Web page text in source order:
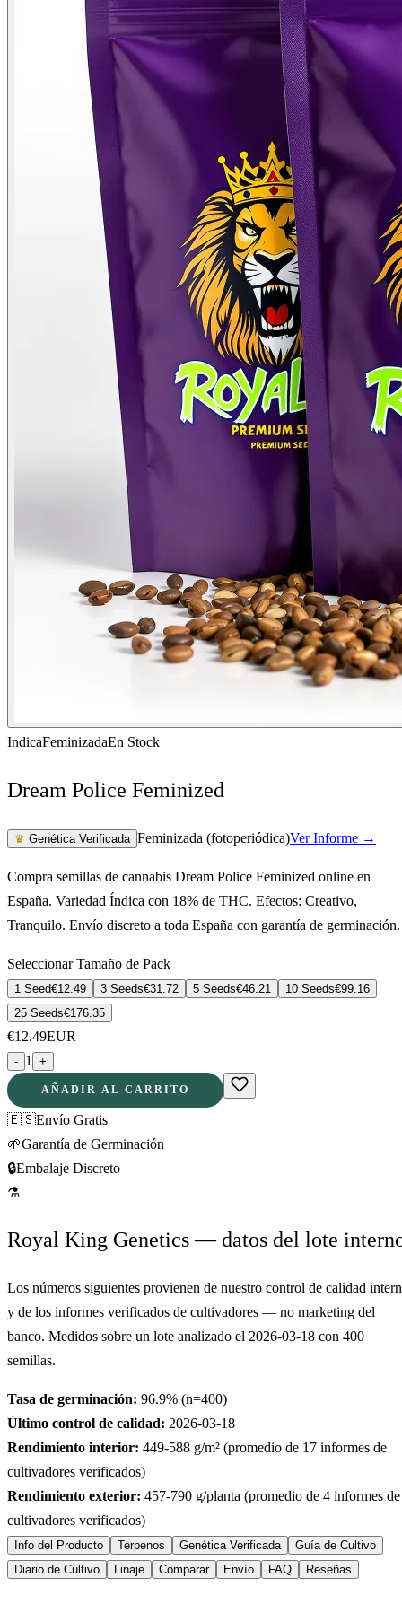
IndicaFeminizadaEn Stock
Dream Police Feminized
♛ Genética Verificada Feminizada (fotoperiódica)Ver Informe →
Compra semillas de cannabis Dream Police Feminized online en
España. Variedad Índica con 18% de THC. Efectos: Creativo,
Tranquilo. Envío discreto a toda España con garantía de germinación.
Seleccionar Tamaño de Pack
1 Seed€12.49 3 Seeds€31.72 5 Seeds€46.21 10 Seeds€99.16
25 Seeds€176.35
€12.49EUR
- 1 +
AÑADIR AL CARRITO
🇪🇸Envío Gratis
🌱Garantía de Germinación
🔒Embalaje Discreto
⚗
Royal King Genetics — datos del lote
Los números siguientes provienen de nuestro control de calidad
y de los informes verificados de cultivadores — no marketing del
banco. Medidos sobre un lote analizado el 2026-03-18 con 400
semillas.
Tasa de germinación: 96.9% (n=400)
Último control de calidad: 2026-03-18
Rendimiento interior: 449-588 g/m² (promedio de 17 informes de
cultivadores verificados)
Rendimiento exterior: 457-790 g/planta (promedio de 4 informes de
cultivadores verificados)
Info del Producto Terpenos Genética Verificada
Guía de Cultivo
Diario de Cultivo
Linaje Comparar Envío FAQ Reseñas